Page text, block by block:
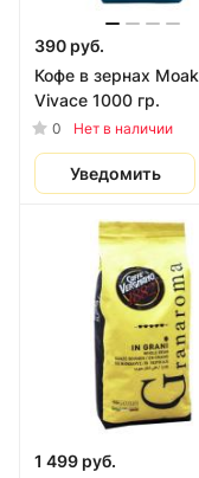
390 руб.
Кофе в зернах Moak
Vivace 1000 гр.
0 Нет в наличии
Уведомить
1 499 руб.